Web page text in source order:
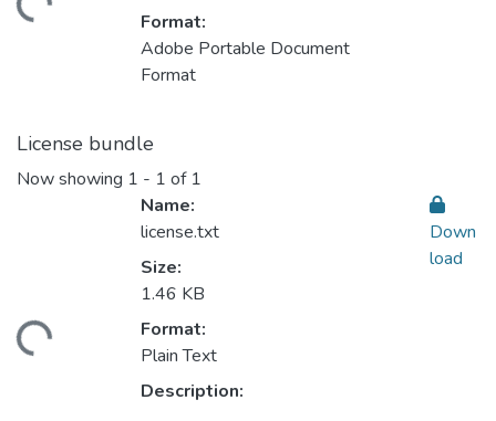
Format:
Adobe Portable Document
Format
License bundle
Now showing 1 - 1 of 1
Name:
license.txt
Size:
1.46 KB
Format:
Plain Text
Description:
Down
load